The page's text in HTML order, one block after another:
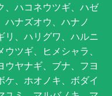
、ハコネウツギ、ハゼ
ハナズオウ、ハナノ
リ、ハリグワ、ハルニ
ツギ、ヒメシャラ、
ウヤナギ、ブナ、フヨ
ケ、ホオノキ、ボダイ